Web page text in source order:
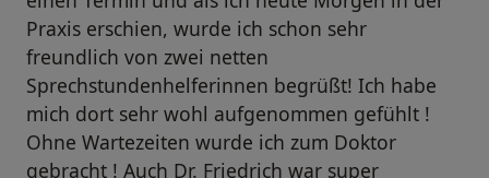
Praxis erschien, wurde ich schon sehr
freundlich von zwei netten
Sprechstundenhelferinnen begrüßt! Ich habe
mich dort sehr wohl aufgenommen gefühlt !
Ohne Wartezeiten wurde ich zum Doktor
gebracht ! Auch Dr. Friedrich war super